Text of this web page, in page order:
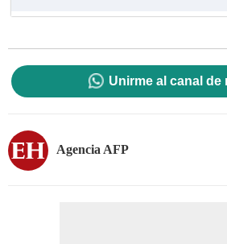
Unirme al canal de
Agencia AFP